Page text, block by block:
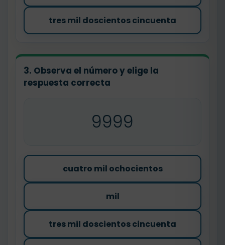
tres mil doscientos cincuenta
3. Observa el número y elige la
respuesta correcta
9999
cuatro mil ochocientos
mil
tres mil doscientos cincuenta